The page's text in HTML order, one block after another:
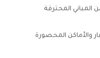
المباني المحترقة
والأماكن المحصورة